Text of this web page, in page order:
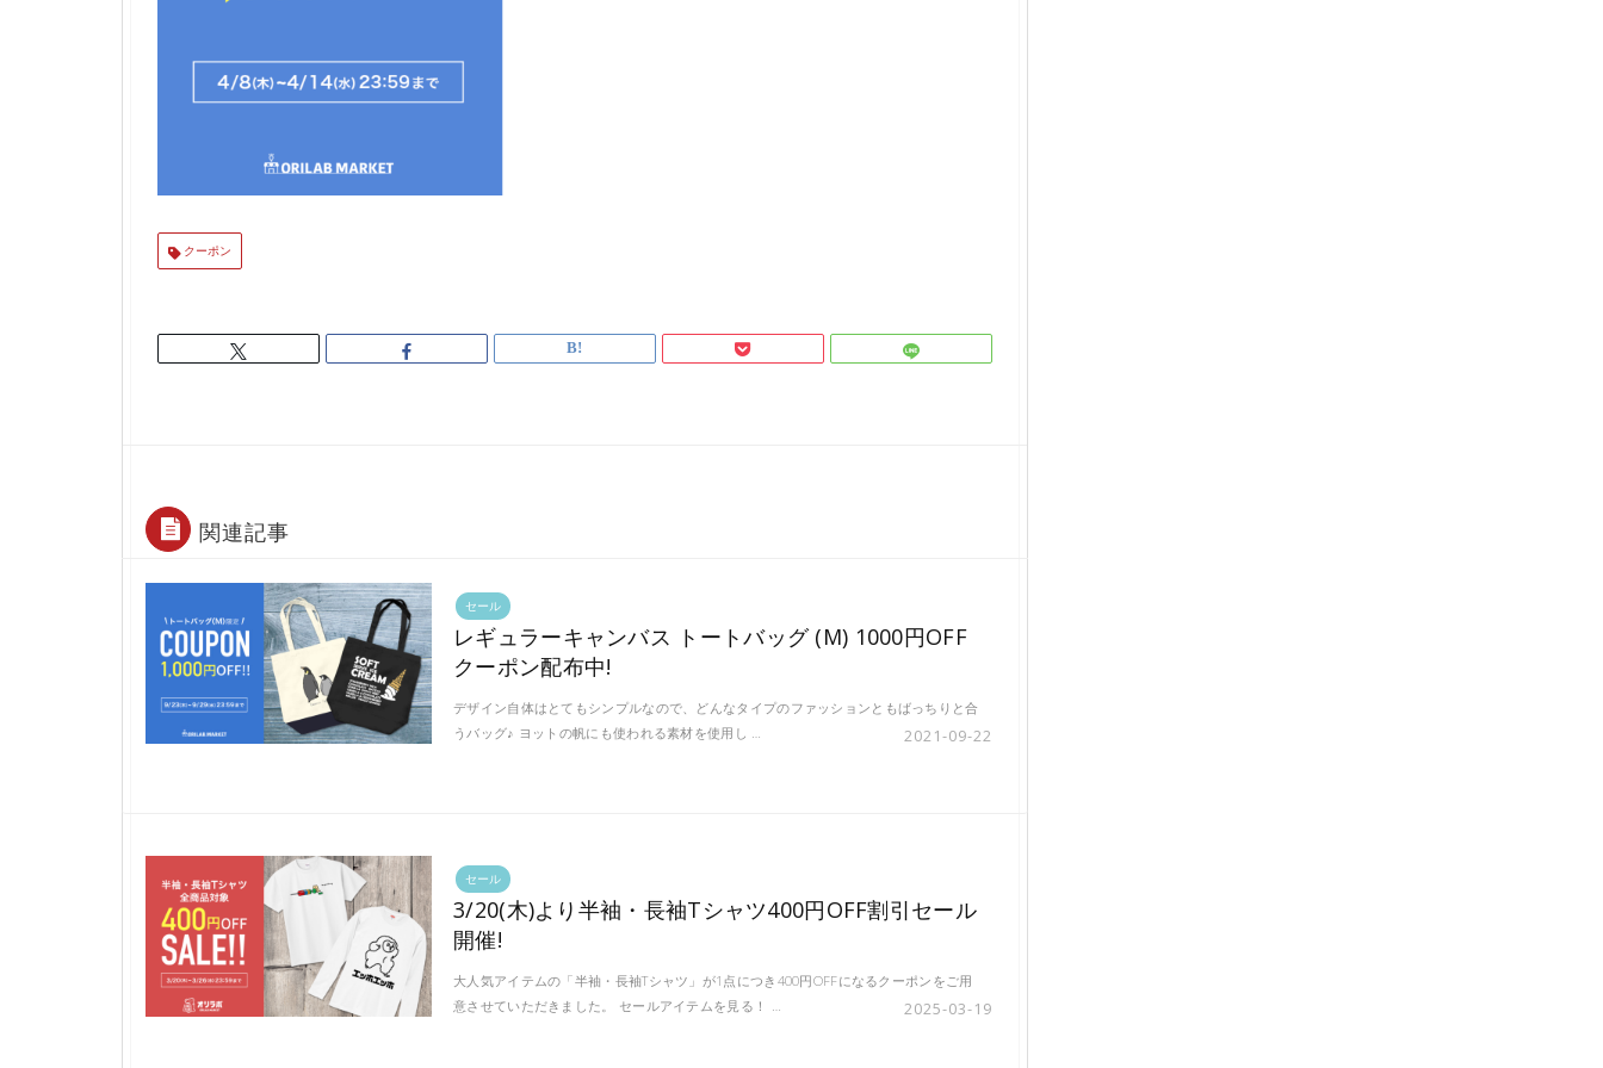
クーポン
関連記事
セール
レギュラーキャンバス トートバッグ (M) 1000円OFF
クーポン配布中!
2021-09-22
デザイン自体はとてもシンプルなので、どんなタイプのファッションともばっちりと合
うバッグ♪ ヨットの帆にも使われる素材を使用し …
セール
3/20(木)より半袖・長袖Tシャツ400円OFF割引セール
開催!
2025-03-19
大人気アイテムの「半袖・長袖Tシャツ」が1点につき400円OFFになるクーポンをご用
意させていただきました。 セールアイテムを見る！ …